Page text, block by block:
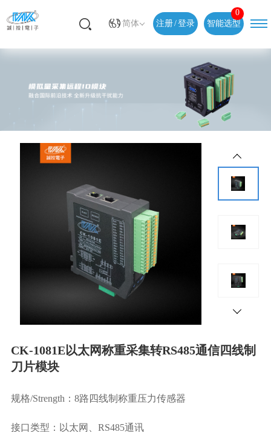
简体 注册/登录 智能选型
0
CK-1081E以太网称重采集转RS485通信四线制
刀片模块
规格/Strength：8路四线制称重压力传感器
接口类型：以太网、RS485通讯